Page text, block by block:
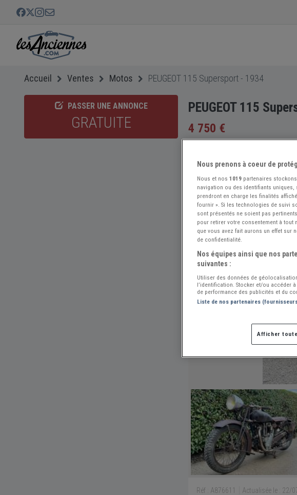
Accueil Ventes Motos PEUGEOT 115 Supersport - 1934
PASSER UNE ANNONCE
GRATUITE
PEUGEOT 115
4 750 €
Réf : A876611 Actualisée le : 22/
Nous prenons à coeur de
Nous et nos 1019 partenaires
navigation ou des identifiants
prendront en charge les finalités
fournir ». Si les technologies de suivi
sont présentés ne soient pas
pour retirer votre consentement à tout
que vous avez fait aurons un effet sur
de confidentialité.
Nos équipes ainsi que nos
suivantes :
Utiliser des données de
l’identification. Stocker et/ou accéder
de performance des publicités et du
Liste de nos partenaires
Afficher